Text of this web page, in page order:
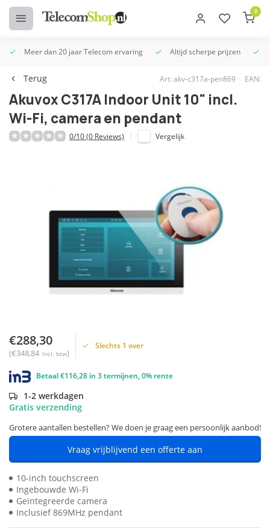
0
Meer dan 20 jaar Telecom ervaring Altijd scherpe prijzen
Terug Art: akv-c317a-pen869 EAN:
Akuvox C317A Indoor Unit 10" incl.
Wi-Fi, camera en pendant
0/10 (0 Reviews) Vergelijk
€288,30
(€348,84 Incl. btw)
Slechts 1 over
Betaal €116,28 in 3 termijnen, 0% rente
1-2 werkdagen
Gratis verzending
Grotere aantallen bestellen? We doen je graag een persoonlijk aanbod!
Vraag vrijblijvend een offerte aan
10-inch touchscreen
Ingebouwde Wi-Fi
Geïntegreerde camera
Inclusief 869MHz pendant